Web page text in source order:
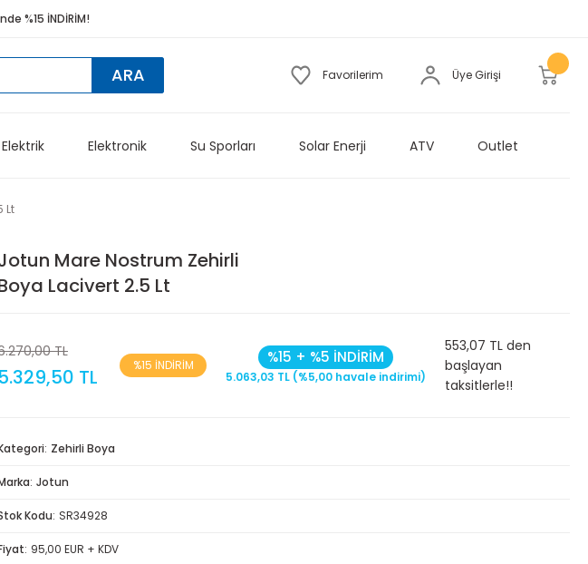
%15 İNDİRİM!
ARA Favorilerim Üye Girişi
Elektrik Elektronik Su Sporları Solar Enerji ATV Outlet
Lt
Mare Nostrum Zehirli
Lacivert 2.5 Lt
TL
TL %15 İNDİRİM %15 + %5 İNDİRİM
5.063,03 TL (%5,00 havale indirimi)
553,07 TL den
başlayan
taksitlerle!!
Zehirli Boya
Jotun
Kodu SR34928
95,00 EUR + KDV